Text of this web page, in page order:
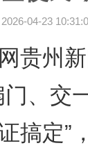
04-23
州新
门、交
搞定”